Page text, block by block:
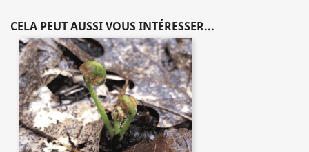
CELA PEUT AUSSI VOUS INTÉRESSER...